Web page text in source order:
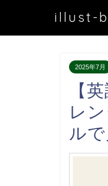
illust-
2025年7月
【
レ
ル